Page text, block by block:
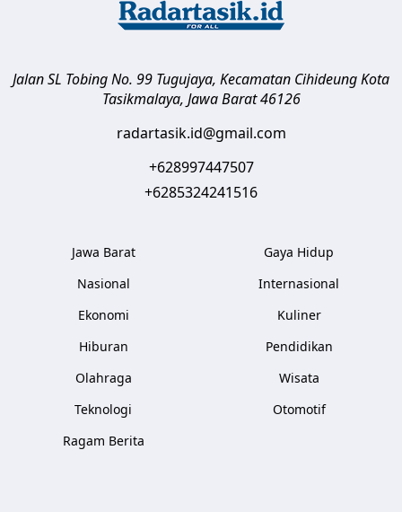
Jalan SL Tobing No. 99 Tugujaya, Kecamatan CihideungKota
Tasikmalaya, Jawa Barat 46126
radartasik.id@gmail.com
+628997447507
+6285324241516
Jawa Barat
Nasional
Ekonomi
Hiburan
Olahraga
Teknologi
Ragam Berita
Gaya Hidup
Internasional
Kuliner
Pendidikan
Wisata
Otomotif